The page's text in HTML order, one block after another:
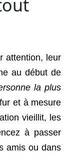
attention, leur
au début de
la plus
et à mesure
vieillit, les
à passer
amis ou dans